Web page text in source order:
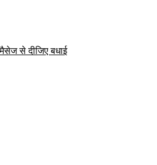
से दीजिए बधाई